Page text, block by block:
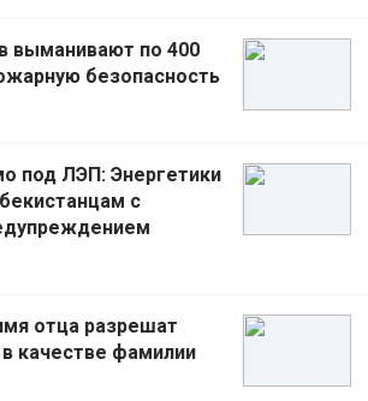
выманивают по 400
безопасность
под ЛЭП: Энергетики
с
отца разрешат
качестве фамилии